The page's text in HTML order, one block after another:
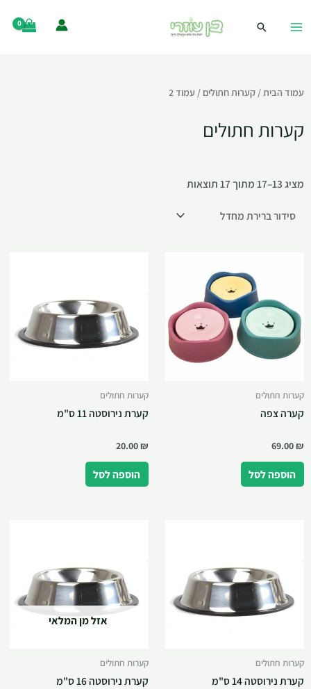
עמוד הבית/ קערות חתולים / עמוד 2
קערות חתולים
מציג 13–17 מתוך 17 תוצאות
קערות חתולים
קערה צפה
69.00₪
הוספה לסל
קערות חתולים
קערת נירוסטה 11 ס"מ
20.00₪
הוספה לסל
קערות חתולים
קערת נירוסטה 14 ס"מ
אזל מן המלאי
קערות חתולים
קערת נירוסטה 16 ס"מ